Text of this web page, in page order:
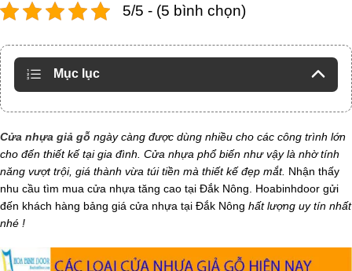
5/5 - (5 bình chọn)
Mục lục
Cửa nhựa giả gỗ ngày càng được dùng nhiều cho các công trình lớn
cho đến thiết kế tại gia đình. Cửa nhựa phổ biến như vậy là nhờ tính
năng vượt trội, giá thành vừa túi tiền mà thiết kế đẹp mắt. Nhận thấy
nhu cầu tìm mua cửa nhựa tăng cao tại Đắk Nông. Hoabinhdoor gửi
đến khách hàng bảng giá cửa nhựa tại Đắk Nông hất lượng uy tín nhất
nhé !